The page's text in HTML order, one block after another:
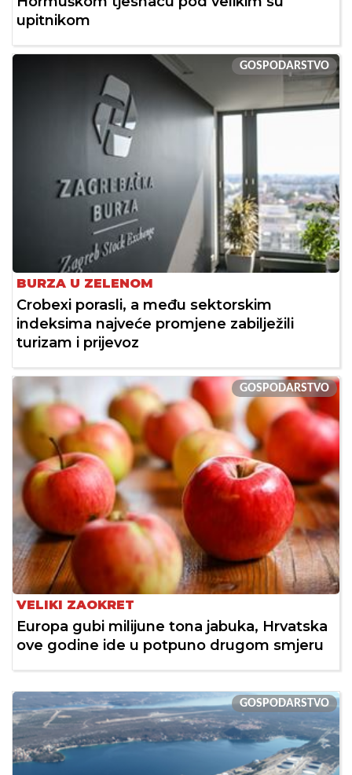
upitnikom
GOSPODARSTVO
BURZA U ZELENOM
Crobexi porasli, a među sektorskim
indeksima najveće promjene zabilježili
turizam i prijevoz
GOSPODARSTVO
VELIKI ZAOKRET
Europa gubi milijune tona jabuka, Hrvatska
ove godine ide u potpuno drugom smjeru
GOSPODARSTVO